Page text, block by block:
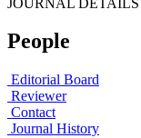
People
Editorial Board
Reviewer
Contact
Journal History